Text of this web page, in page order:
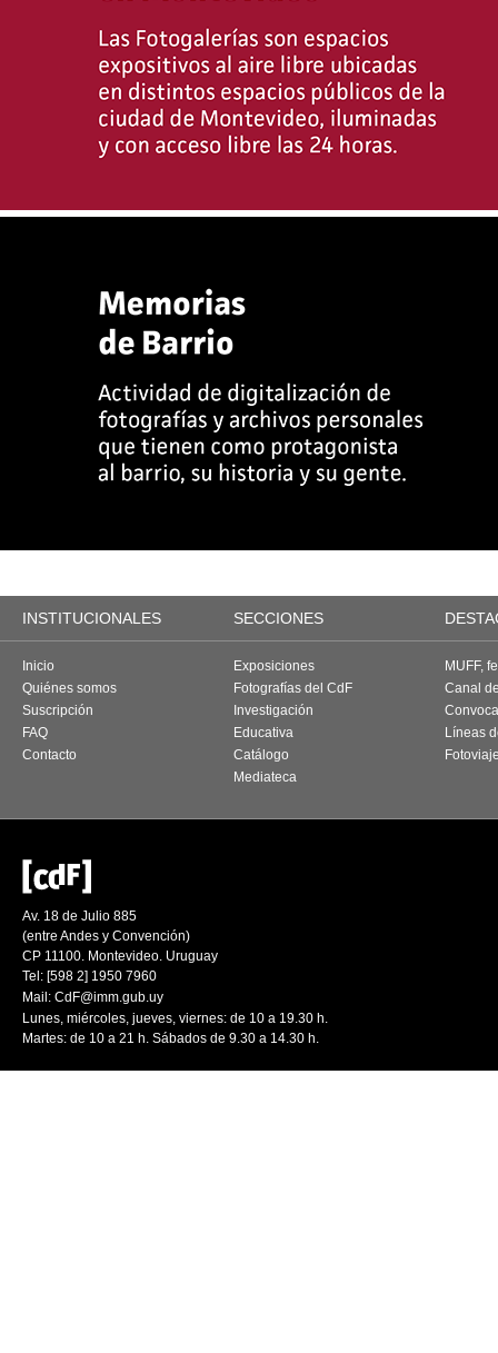
INSTITUCIONALES SECCIONES
Inicio
Quiénes somos
Suscripción
FAQ
Contacto
Exposiciones
Fotografías del CdF
Investigación
Educativa
Catálogo
Mediateca
MUFF,
Canal
Líneas
Av. 18 de Julio 885
(entre Andes y Convención)
CP 11100. Montevideo. Uruguay
Tel: [598 2] 1950 7960
Mail: CdF@imm.gub.uy
Lunes, miércoles, jueves, viernes: de 10 a 19.30 h.
Martes: de 10 a 21 h. Sábados de 9.30 a 14.30 h.